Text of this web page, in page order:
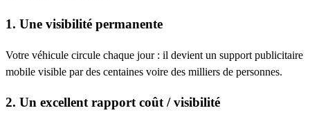
1. Une visibilité permanente
Votre véhicule circule chaque jour : il devient un support publicitaire
mobile visible par des centaines voire des milliers de personnes.
2. Un excellent rapport coût / visibilité